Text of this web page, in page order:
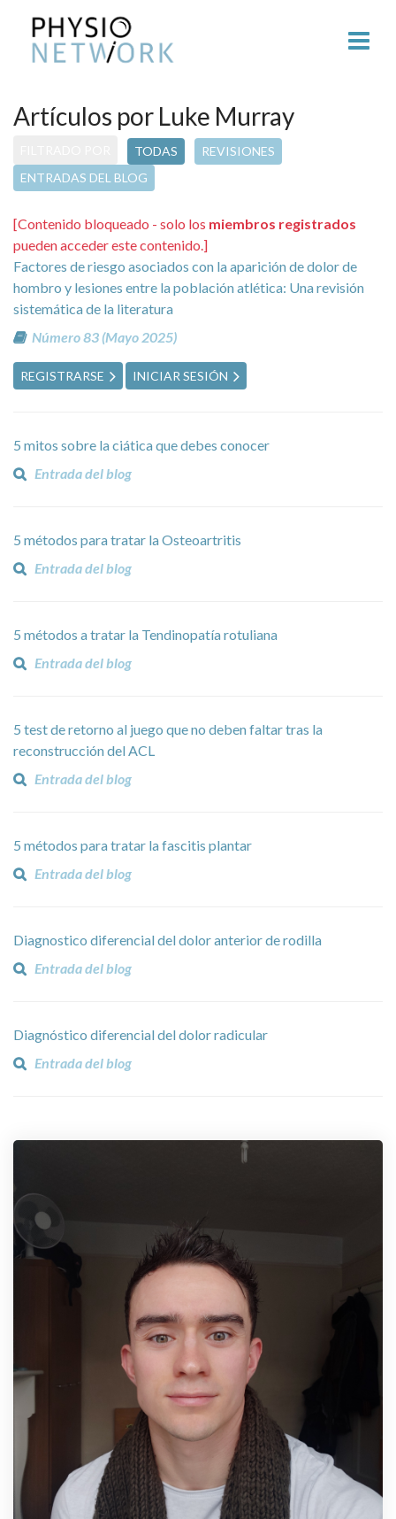
Artículos por Luke Murray
TODAS
REVISIONES
ENTRADAS DEL BLOG
[Contenido bloqueado - solo los miembros registrados
pueden acceder este contenido.]
Factores de riesgo asociados con la aparición de dolor de
hombro y lesiones entre la población atlética: Una revisión
sistemática de la literatura
Número 83 (Mayo 2025)
REGISTRARSE INICIAR SESIÓN
5 mitos sobre la ciática que debes conocer
Entrada del blog
5 métodos para tratar la Osteoartritis
Entrada del blog
5 métodos a tratar la Tendinopatía rotuliana
Entrada del blog
5 test de retorno al juego que no deben faltar tras la
reconstrucción del ACL
Entrada del blog
5 métodos para tratar la fascitis plantar
Entrada del blog
Diagnostico diferencial del dolor anterior de rodilla
Entrada del blog
Diagnóstico diferencial del dolor radicular
Entrada del blog